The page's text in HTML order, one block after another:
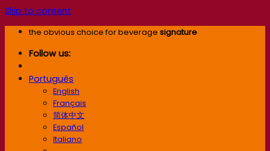
Skip to content
the obvious choice for beverage signature
Follow us:
Português
English
Français
简体中文
Español
Italiano